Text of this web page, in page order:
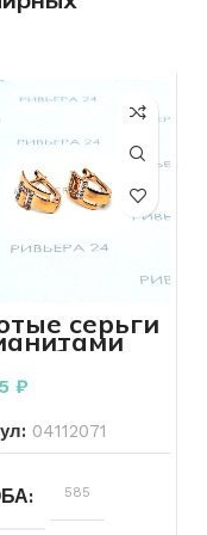
серьги
2.41
₽
04112071
585